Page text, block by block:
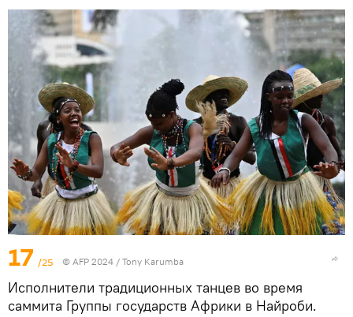
17 /25 © AFP 2024 / Tony Karumba
Исполнители традиционных танцев во время
саммита Группы государств Африки в Найроби.